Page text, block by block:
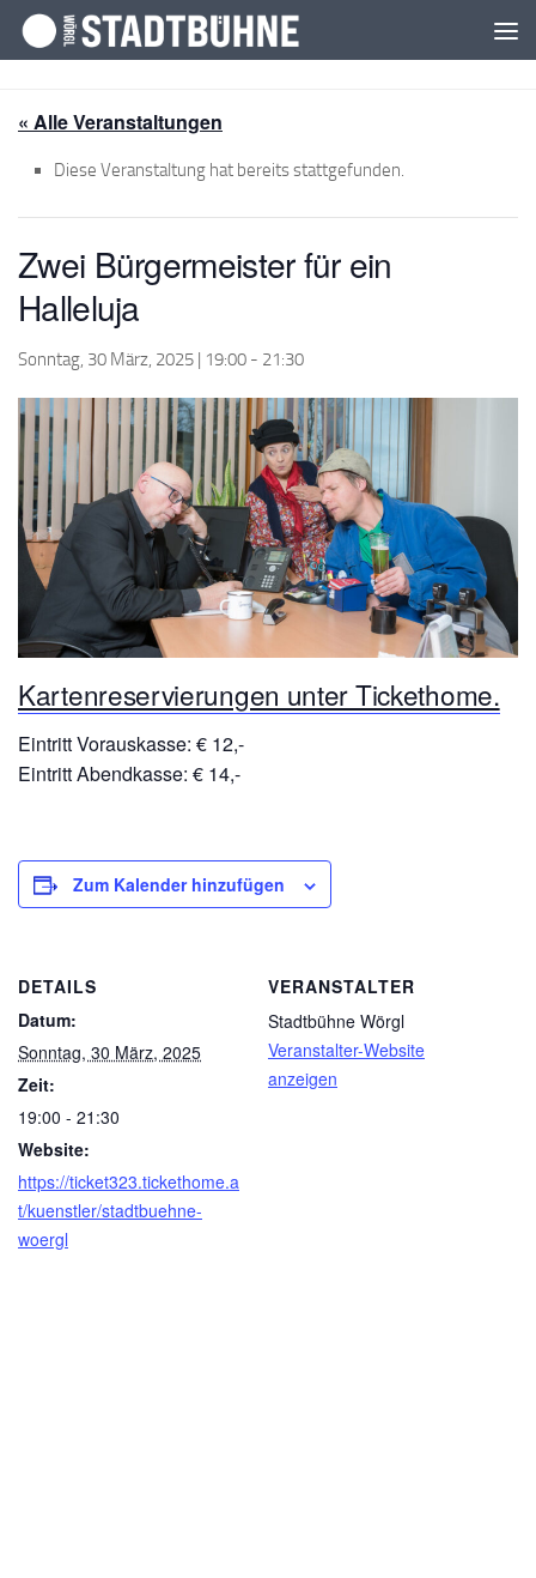
Zum Inhalt springen
« Alle Veranstaltungen
Diese Veranstaltung hat bereits stattgefunden.
Zwei Bürgermeister für ein
Halleluja
Sonntag, 30 März, 2025 | 19:00 - 21:30
Kartenreservierungen unter Tickethome.
Eintritt Vorauskasse: € 12,-
Eintritt Abendkasse: € 14,-
Zum Kalender hinzufügen
DETAILS
Datum:
Sonntag, 30 März, 2025
Zeit:
19:00 - 21:30
Website:
https://ticket323.tickethome.a
t/kuenstler/stadtbuehne-
woergl
VERANSTALTER
Stadtbühne Wörgl
Veranstalter-Website
anzeigen